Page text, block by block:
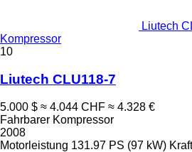
Liutech
Kompressor
10
Liutech CLU118-7
5.000 $ ≈ 4.044 CHF ≈ 4.328 €
Fahrbarer Kompressor
2008
Motorleistung 131.97 PS (97 kW)